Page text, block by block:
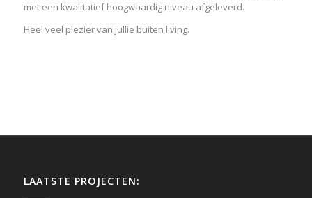
met een kwalitatief hoogwaardig niveau afgeleverd.
Heel veel plezier van jullie buiten living.
LAATSTE PROJECTEN: